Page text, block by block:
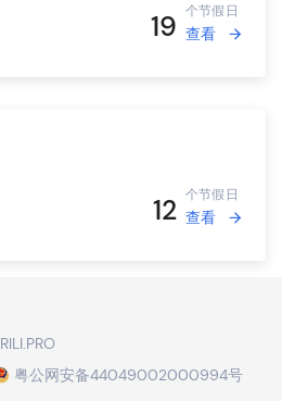
19 个节假日
查看
12 个节假日
查看
RILI.PRO
粤公网安备44049002000994号